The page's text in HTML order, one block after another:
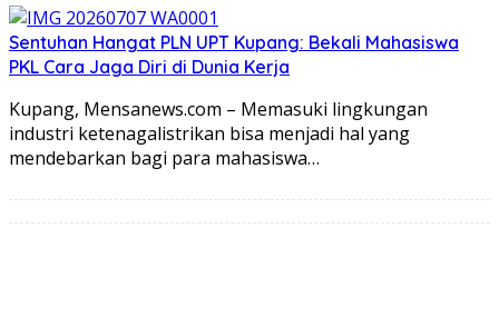
Sentuhan Hangat PLN UPT Kupang: Bekali Mahasiswa
PKL Cara Jaga Diri di Dunia Kerja
Kupang, Mensanews.com – Memasuki lingkungan
industri ketenagalistrikan bisa menjadi hal yang
mendebarkan bagi para mahasiswa…